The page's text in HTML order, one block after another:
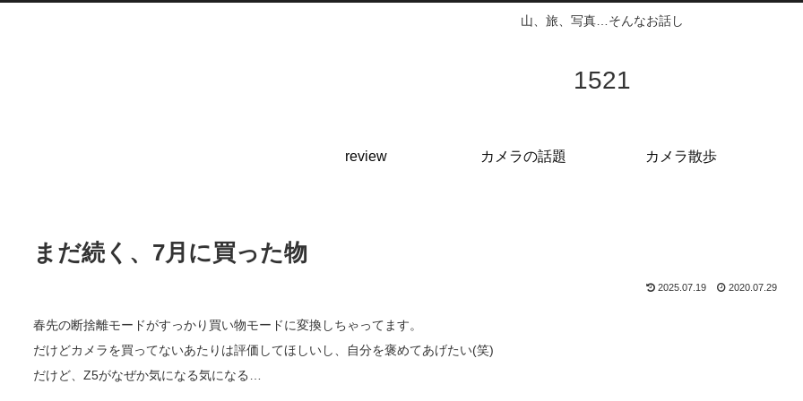
山、旅、写真…そんなお話し
1521
review カメラの話題 カメラ散歩
まだ続く、7月に買った物
2025.07.19 2020.07.29
春先の断捨離モードがすっかり買い物モードに変換しちゃってます。
だけどカメラを買ってないあたりは評価してほしいし、自分を褒めてあげたい(笑)
だけど、Z5がなぜか気になる気になる…